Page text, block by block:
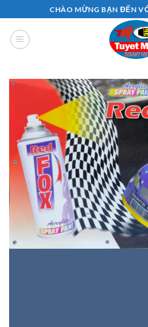
qua
nội
dung
CHÀO MỪNG BẠN ĐẾN